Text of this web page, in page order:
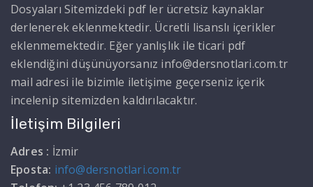
Dosyaları Sitemizdeki pdf ler ücretsiz kaynaklar
derlenerek eklenmektedir. Ücretli lisanslı içerikler
eklenmemektedir. Eğer yanlışlık ile ticari pdf
eklendiğini düşünüyorsanız info@dersnotlari.com.tr
mail adresi ile bizimle iletişime geçerseniz içerik
incelenip sitemizden kaldırılacaktır.
İletişim Bilgileri
Adres : İzmir
Eposta: info@dersnotlari.com.tr